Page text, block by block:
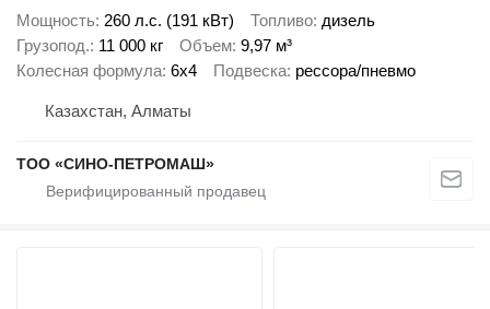
Мощность 260 л.с. (191 кВт) Топливо дизель
Грузопод. 11 000 кг Объем 9,97 м³
Колесная формула 6x4 Подвеска рессора/пневмо
Казахстан, Алматы
ТОО «СИНО-ПЕТРОМАШ»